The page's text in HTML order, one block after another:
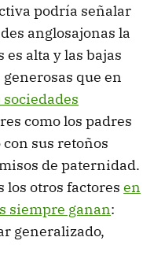
podría señalar
anglosajonas la
alta y las bajas
que en
sociedades
como los padres
sus retoños
de paternidad.
otros factores en
siempre ganan:
generalizado,